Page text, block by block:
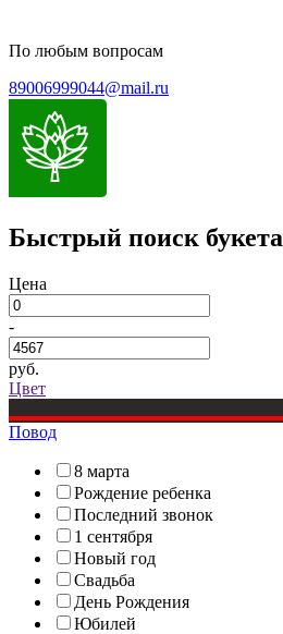
По любым вопросам
89006999044@mail.ru
Быстрый поиск букета
Цена
-
руб.
Цвет
Повод
8 марта
Рождение ребенка
Последний звонок
1 сентября
Новый год
Свадьба
День Рождения
Юбилей